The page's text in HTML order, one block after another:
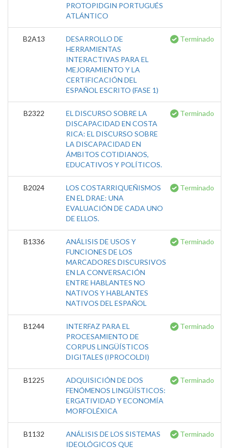
PROTOPIDGIN PORTUGUÉS
ATLÁNTICO
B2A13
DESARROLLO DE
HERRAMIENTAS
INTERACTIVAS PARA EL
MEJORAMIENTO Y LA
CERTIFICACIÓN DEL
ESPAÑOL ESCRITO (FASE 1)
Terminado
B2322
EL DISCURSO SOBRE LA
DISCAPACIDAD EN COSTA
RICA: EL DISCURSO SOBRE
LA DISCAPACIDAD EN
ÁMBITOS COTIDIANOS,
EDUCATIVOS Y POLÍTICOS.
Terminado
B2024
LOS COSTARRIQUEÑISMOS
EN EL DRAE: UNA
EVALUACIÓN DE CADA UNO
DE ELLOS.
Terminado
B1336
ANÁLISIS DE USOS Y
FUNCIONES DE LOS
MARCADORES DISCURSIVOS
EN LA CONVERSACIÓN
ENTRE HABLANTES NO
NATIVOS Y HABLANTES
NATIVOS DEL ESPAÑOL
Terminado
B1244
INTERFAZ PARA EL
PROCESAMIENTO DE
CORPUS LINGÜÍSTICOS
DIGITALES (IPROCOLDI)
Terminado
B1225
ADQUISICIÓN DE DOS
FENÓMENOS LINGÜÍSTICOS:
ERGATIVIDAD Y ECONOMÍA
MORFOLÉXICA
Terminado
B1132
ANÁLISIS DE LOS SISTEMAS
IDEOLÓGICOS QUE
Terminado